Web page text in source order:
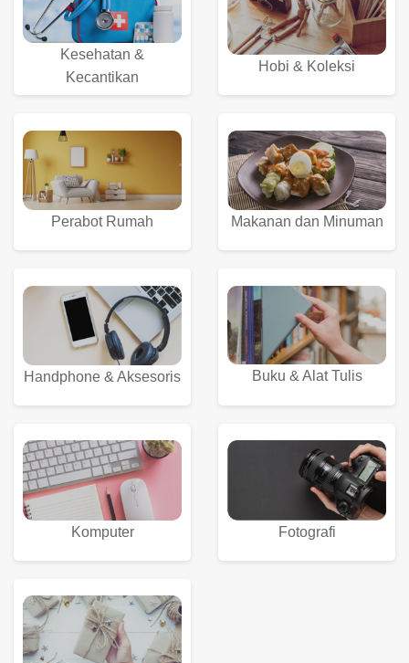
Kesehatan &
Kecantikan
Hobi & Koleksi
Perabot Rumah Makanan dan Minuman
Handphone & Aksesoris Buku & Alat Tulis
Komputer Fotografi